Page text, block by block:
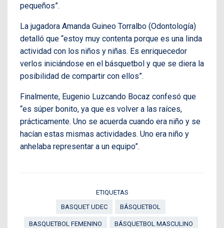
pequeños”.
La jugadora Amanda Guineo Torralbo (Odontología)
detalló que “estoy muy contenta porque es una linda
actividad con los niños y niñas. Es enriquecedor
verlos iniciándose en el básquetbol y que se diera la
posibilidad de compartir con ellos”.
Finalmente, Eugenio Luzcando Bocaz confesó que
“es súper bonito, ya que es volver a las raíces,
prácticamente. Uno se acuerda cuando era niño y se
hacían estas mismas actividades. Uno era niño y
anhelaba representar a un equipo”.
ETIQUETAS
BASQUET UDEC
BÁSQUETBOL
BASQUETBOL FEMENINO BÁSQUETBOL MASCULINO